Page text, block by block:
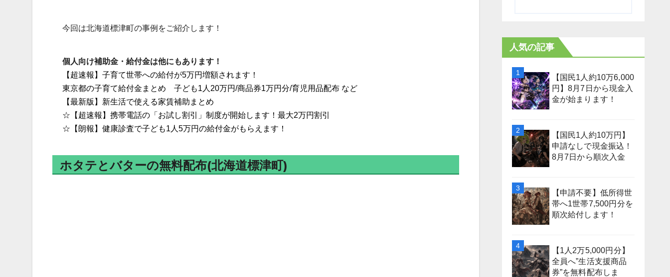
今回は北海道標津町の事例をご紹介します！
個人向け補助金・給付金は他にもあります！
【超速報】子育て世帯への給付が5万円増額されます！
東京都の子育て給付金まとめ 子ども1人20万円/商品券1万円分/育児用品配布 など
【最新版】新生活で使える家賃補助まとめ
☆【超速報】携帯電話の「お試し割引」制度が開始します！最大2万円割引
☆【朗報】健康診査で子ども1人5万円の給付金がもらえます！
ホタテとバターの無料配布(北海道標津町)
人気の記事
【国民1人約10万6,000
円】8月7日から現金入
金が始まります！
【国民1人約10万円】
申請なしで現金振込！
8月7日から順次入金
【申請不要】低所得世
帯へ1世帯7,500円分を
順次給付します！
【1人2万5,000円分】
全員へ”生活支援商品
券”を無料配布しま